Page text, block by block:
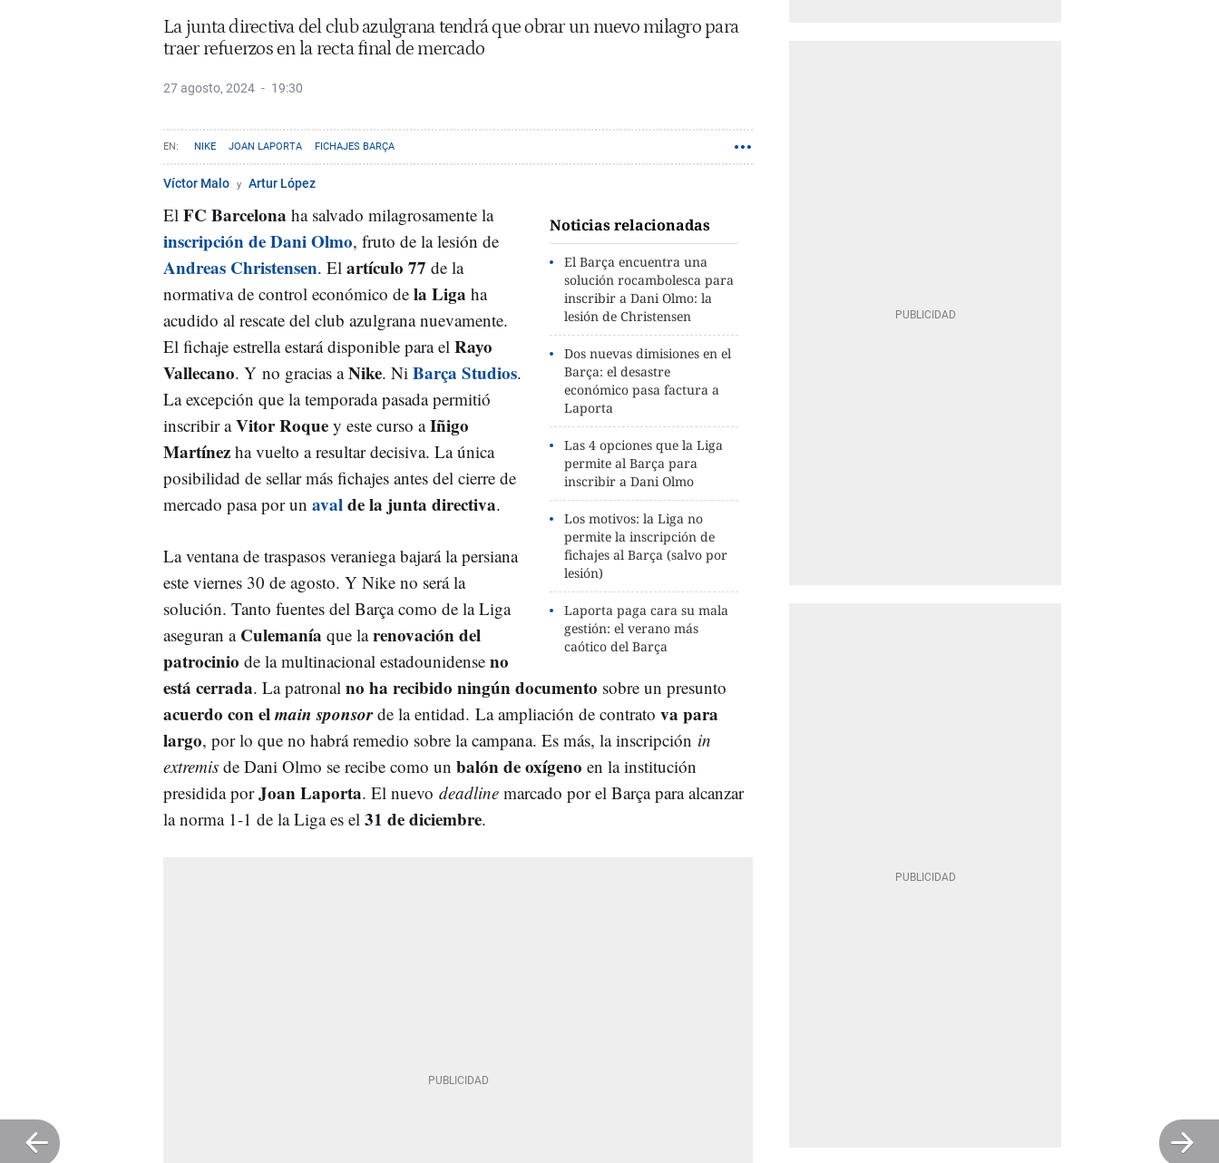
La junta directiva del club azulgrana tendrá que obrar un nuevo milagro para
traer refuerzos en la recta final de mercado
27 agosto, 2024 19:30
NIKE JOAN LAPORTA FICHAJES BARÇA
Víctor Malo Artur López
Noticias relacionadas
El Barça encuentra una
solución rocambolesca para
inscribir a Dani Olmo: la
lesión de Christensen
Dos nuevas dimisiones en el
Barça: el desastre
económico pasa factura a
Laporta
Las 4 opciones que la Liga
permite al Barça para
inscribir a Dani Olmo
Los motivos: la Liga no
permite la inscripción de
fichajes al Barça (salvo por
lesión)
Laporta paga cara su mala
gestión: el verano más
caótico del Barça
El FC Barcelona ha salvado milagrosamente la
inscripción de Dani Olmo, fruto de la lesión de
Andreas Christensen. El artículo 77 de la
normativa de control económico de la Liga ha
acudido al rescate del club azulgrana nuevamente.
El fichaje estrella estará disponible para el Rayo
Vallecano. Y no gracias aNike. Ni Barça Studios.
La excepción que la temporada pasada permitió
inscribir aVitor Roque y este curso aIñigo
Martínez ha vuelto a resultar decisiva. La única
posibilidad de sellar más fichajes antes del cierre de
mercado pasa por un avalde la junta directiva.
La ventana de traspasos veraniega bajará la persiana
este viernes 30 de agosto. Y Nike no será la
solución. Tanto fuentes del Barça como de la Liga
aseguran a Culemanía que larenovación del
patrocinio de la multinacional estadounidense no
está cerrada. La patronal no ha recibido ningún documento sobre un presunto
acuerdo con elmain sponsorde la entidad. La ampliación de contrato va para
largo, por lo que no habrá remedio sobre la campana. Es más, la inscripción in
extremis de Dani Olmo se recibe como un balón de oxígeno en la institución
presidida porJoan Laporta. El nuevo deadline marcado por el Barça para alcanzar
la norma 1-1 de la Liga es el 31 de diciembre.